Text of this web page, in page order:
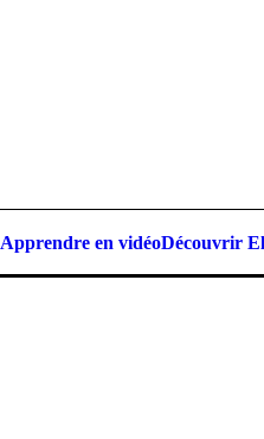
Apprendre en vidéoDécouvrir